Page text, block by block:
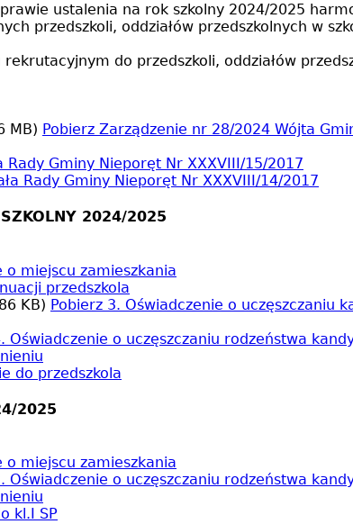
ustalenia na rok szkolny 2024/2025
przedszkoli, oddziałów przedszkolnych w
do przedszkoli, oddziałów
MB) Pobierz Zarządzenie nr 28/2024 Wójta
Rady Gminy Nieporęt Nr XXXVIII/15/2017
Rady Gminy Nieporęt Nr XXXVIII/14/2017
SZKOLNY 2024/2025
o miejscu zamieszkania
przedszkola
KB) Pobierz 3. Oświadczenie o uczęszczaniu
Oświadczenie o uczęszczaniu rodzeństwa
do przedszkola
2025
o miejscu zamieszkania
Oświadczenie o uczęszczaniu rodzeństwa
kl.I SP